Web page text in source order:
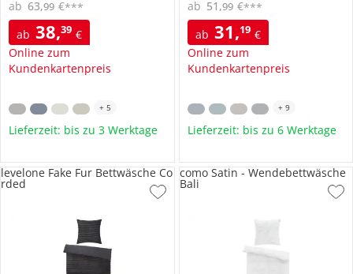
ab 38,39 €
Online zum
Kundenkartenpreis
ab 63,99 €***
+ 5
Lieferzeit: bis zu 3 Werktage
ab 31,19 €
Online zum
Kundenkartenpreis
ab 51 ,99 €***
+ 9
Lieferzeit: bis zu 6 Werktage
levelone Fake Fur Bettwäsche Co
rded
como Satin - Wendebettwäsche
Bali